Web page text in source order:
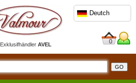
ExklusifhändlerAVEL
Deutch
0